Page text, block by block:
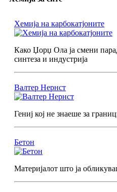
Хемија на карбокатјоните
Како Џорџ Ола ја смени
синтеза и индустрија
Валтер Нернст
Гениј кој не знаеше за
Бетон
Материјалот што ја